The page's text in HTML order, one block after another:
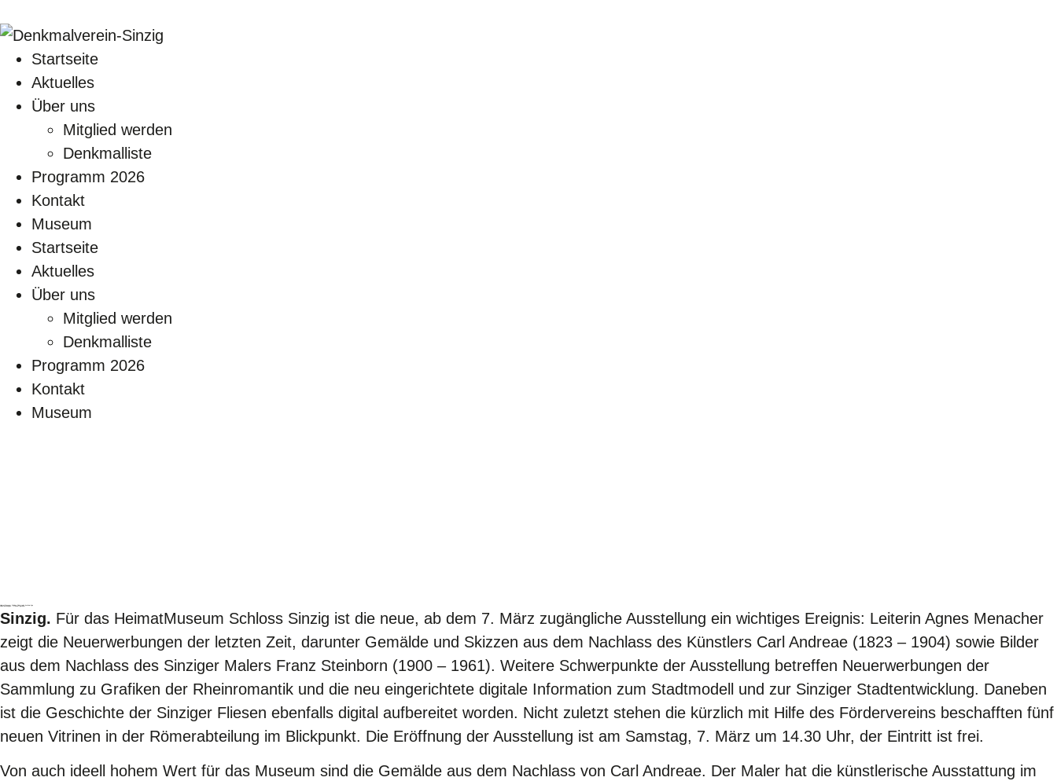
Startseite
Aktuelles
Über uns
Mitglied werden
Denkmalliste
Programm 2026
Kontakt
Museum
Startseite
Aktuelles
Über uns
Mitglied werden
Denkmalliste
Programm 2026
Kontakt
Museum
Sinzig. Für das HeimatMuseum Schloss Sinzig ist die neue, ab dem 7. März zugängliche Ausstellung ein wichtiges Ereignis: Leiterin Agnes Menacher
zeigt die Neuerwerbungen der letzten Zeit, darunter Gemälde und Skizzen aus dem Nachlass des Künstlers Carl Andreae (1823 – 1904) sowie Bilder
aus dem Nachlass des Sinziger Malers Franz Steinborn (1900 – 1961). Weitere Schwerpunkte der Ausstellung betreffen Neuerwerbungen der
Sammlung zu Grafiken der Rheinromantik und die neu eingerichtete digitale Information zum Stadtmodell und zur Sinziger Stadtentwicklung. Daneben
ist die Geschichte der Sinziger Fliesen ebenfalls digital aufbereitet worden. Nicht zuletzt stehen die kürzlich mit Hilfe des Fördervereins beschafften fünf
neuen Vitrinen in der Römerabteilung im Blickpunkt. Die Eröffnung der Ausstellung ist am Samstag, 7. März um 14.30 Uhr, der Eintritt ist frei.
Von auch ideell hohem Wert für das Museum sind die Gemälde aus dem Nachlass von Carl Andreae. Der Maler hat die künstlerische Ausstattung im